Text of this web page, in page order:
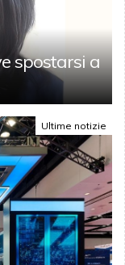
spostarsi a
Ultime notizie